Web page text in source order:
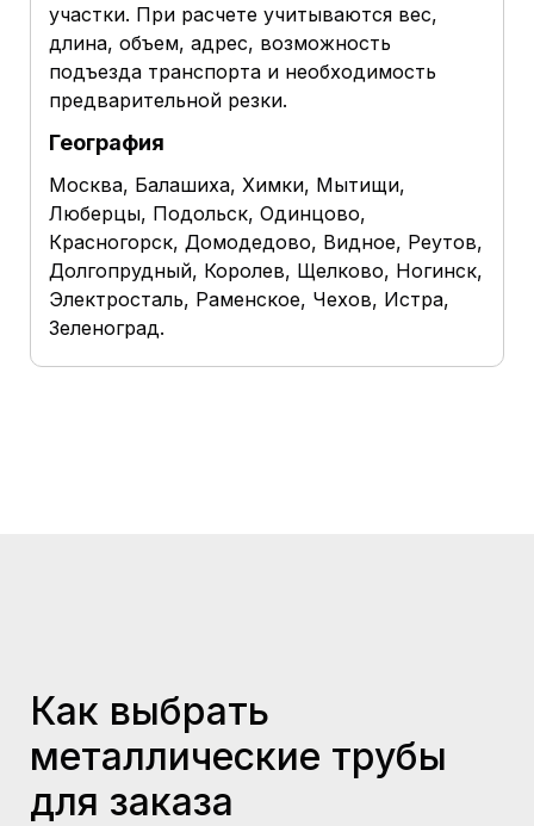
участки. При расчете учитываются вес,
длина, объем, адрес, возможность
подъезда транспорта и необходимость
предварительной резки.
География
Москва, Балашиха, Химки, Мытищи,
Люберцы, Подольск, Одинцово,
Красногорск, Домодедово, Видное, Реутов,
Долгопрудный, Королев, Щелково, Ногинск,
Электросталь, Раменское, Чехов, Истра,
Зеленоград.
Как выбрать
металлические трубы
для заказа